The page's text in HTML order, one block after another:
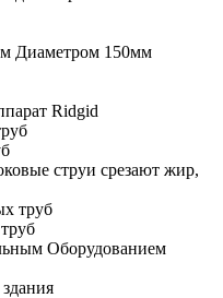
Диаметром 150мм
Ridgid
струи срезают жир,
Оборудованием